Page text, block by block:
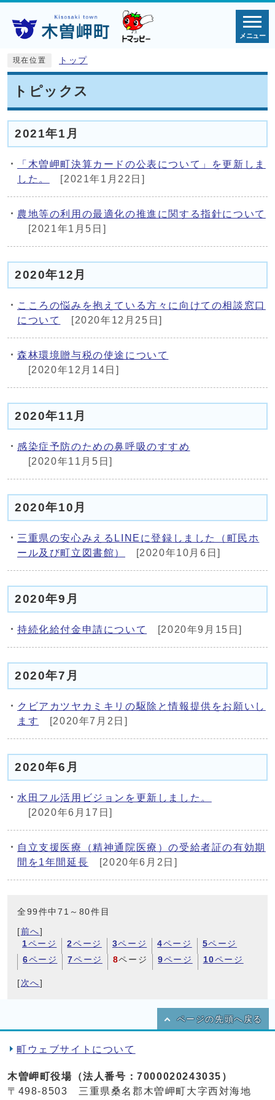
メニュー
現在位置 トップ
トピックス
2021年1月
「木曽岬町決算カードの公表について」を更新しま
した。
[2021年1月22日]
農地等の利用の最適化の推進に関する指針について
[2021年1月5日]
2020年12月
こころの悩みを抱えている方々に向けての相談窓口
について
[2020年12月25日]
森林環境贈与税の使途について
[2020年12月14日]
2020年11月
感染症予防のための鼻呼吸のすすめ
[2020年11月5日]
2020年10月
三重県の安心みえるLINEに登録しました（町民ホ
ール及び町立図書館）
[2020年10月6日]
2020年9月
持続化給付金申請について [2020年9月15日]
2020年7月
クビアカツヤカミキリの駆除と情報提供をお願いし
ます
[2020年7月2日]
2020年6月
水田フル活用ビジョンを更新しました。
[2020年6月17日]
自立支援医療（精神通院医療）の受給者証の有効期
間を1年間延長
[2020年6月2日]
全99件中71～80件目
[前へ]
1ページ 2ページ 3ページ 4ページ 5ページ
6ページ 7ページ 8ページ 9ページ 10ページ
[ 次へ]
ページの先頭へ戻る
町ウェブサイトについて
木曽岬町役場（法人番号：7000020243035）
〒498-8503 三重県桑名郡木曽岬町大字西対海地